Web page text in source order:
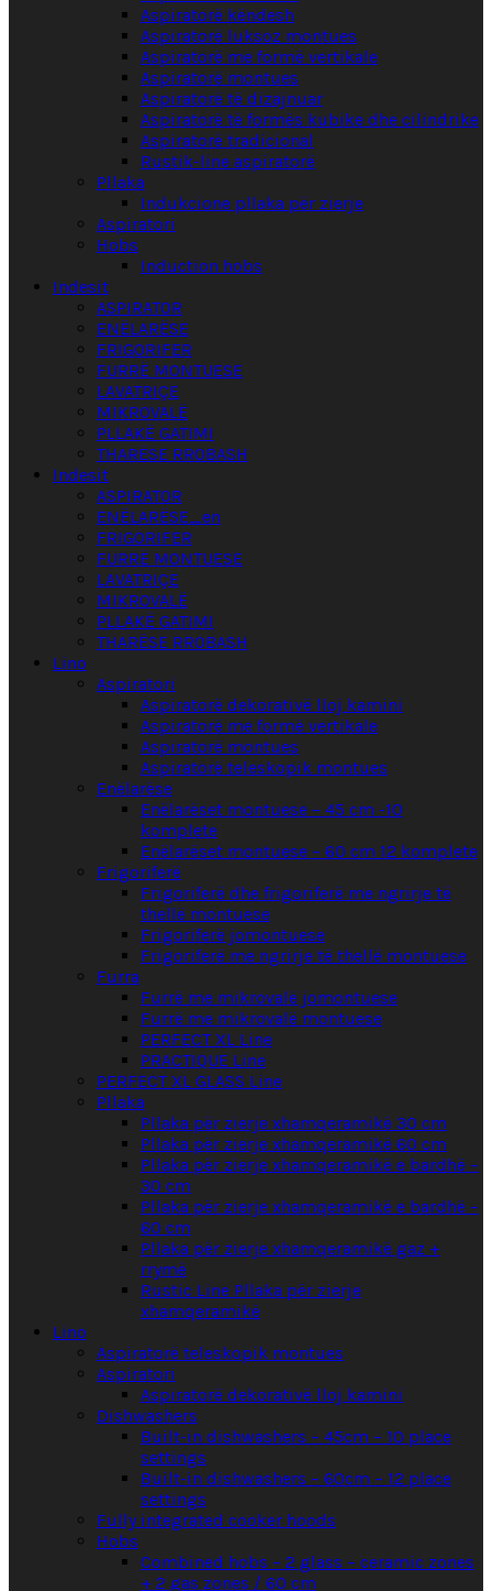
Aspiratorë këndesh
Aspiratorë luksoz montues
Aspiratorë me formë vertikale
Aspiratorë montues
Aspiratorë të dizajnuar
Aspiratorë të formës kubike dhe cilindrike
Aspiratorë tradicional
Rustik-line aspiratorë
Pllaka
Indukcione pllaka për zierje
Aspiratori
Hobs
Induction hobs
Indesit
ASPIRATOR
ENËLARËSE
FRIGORIFER
FURRË MONTUESE
LAVATRIÇE
MIKROVALË
PLLAKË GATIMI
THARËSE RROBASH
Indesit
ASPIRATOR
ENËLARËSE_en
FRIGORIFER
FURRË MONTUESE
LAVATRIÇE
MIKROVALË
PLLAKË GATIMI
THARËSE RROBASH
Lino
Aspiratori
Aspiratorë dekorativë lloj kamini
Aspiratorë me formë vertikale
Aspiratorë montues
Aspiratorë teleskopik montues
Enëlarëse
Enëlarëset montuese – 45 cm -10
komplete
Enëlarëset montuese – 60 cm 12 komplete
Frigoriferë
Frigoriferë dhe frigoriferë me ngrirje të
thellë montuese
Frigoriferë jomontuese
Frigoriferë me ngrirje të thellë montuese
Furra
Furrë me mikrovalë jomontuese
Furrë me mikrovalë montuese
PERFECT XL Line
PRACTIQUE Line
PERFECT XL GLASS Line
Pllaka
Pllaka për zierje xhamqeramikë 30 cm
Pllaka për zierje xhamqeramikë 60 cm
Pllaka për zierje xhamqeramikë e bardhë –
30 cm
Pllaka për zierje xhamqeramikë e bardhë –
60 cm
Pllaka për zierje xhamqeramikë gaz +
rrymë
Rustic Line Pllaka për zierje
xhamqeramikë
Lino
Aspiratorë teleskopik montues
Aspiratori
Aspiratorë dekorativë lloj kamini
Dishwashers
Built-in dishwashers – 45cm – 10 place
settings
Built-in dishwashers – 60cm – 12 place
settings
Fully integrated cooker hoods
Hobs
Combined hobs – 2 glass – ceramic zones
+ 2 gas zones / 60 cm